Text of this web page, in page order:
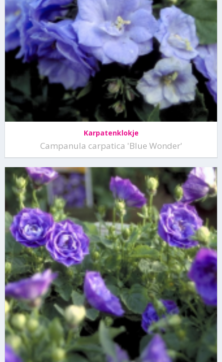
Karpatenklokje
Campanula carpatica 'Blue Wonder'